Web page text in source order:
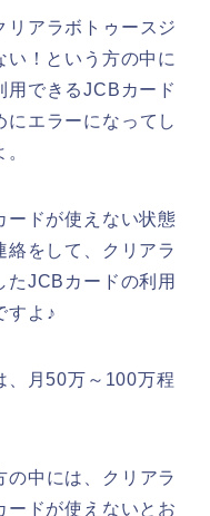
リアラボトゥースジ
い！という方の中に
用できるJCBカード
エラーになってし
ードが使えない状態
をして、クリアラ
たJCBカードの利用
すよ♪
、月50万～100万程
の中には、クリアラ
ードが使えないとお